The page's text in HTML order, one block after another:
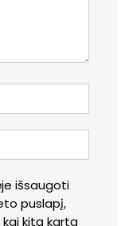
išsaugoti
puslapį,
kitą kartą